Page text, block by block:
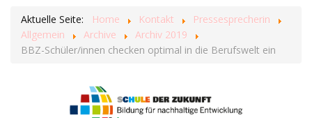
Aktuelle Seite: Home Kontakt
Pressesprecherin
Allgemein
Archive
Archiv 2019
BBZ-Schüler/innen checken optimal in die Berufswelt ein